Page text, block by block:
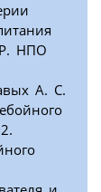
НПО
А. С.